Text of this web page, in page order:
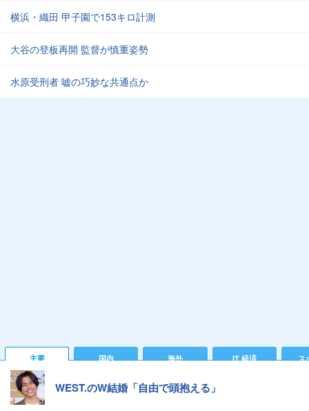
横浜・織田 甲子園で153キロ計測
大谷の登板再開 監督が慎重姿勢
水原受刑者 嘘の巧妙な共通点か
主要 国内 海外 IT 経済 ス
WEST.のW結婚「自由で頭抱える」